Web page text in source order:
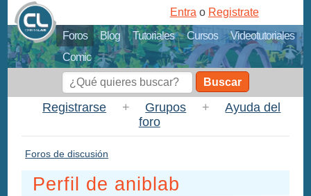
Foros Blog Tutoriales Cursos
Videotutoriales
Comic
Entra o Registrate
Buscar
Registrarse + Grupos +
Ayuda del
foro
Foros de discusión
Perfil de aniblab